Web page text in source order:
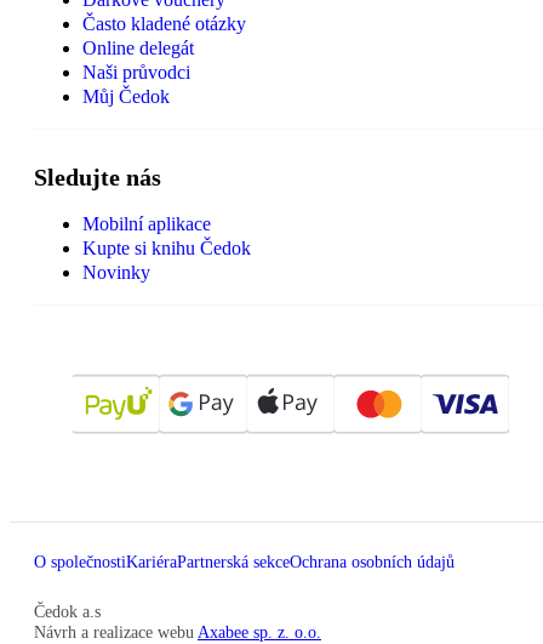
Často kladené otázky
Online delegát
Naši průvodci
Můj Čedok
Sledujte nás
Mobilní aplikace
Kupte si knihu Čedok
Novinky
O společnostiKariéraPartnerská sekceOchrana osobních údajů
Čedok a.s
Návrh a realizace webu Axabee sp. z. o.o.